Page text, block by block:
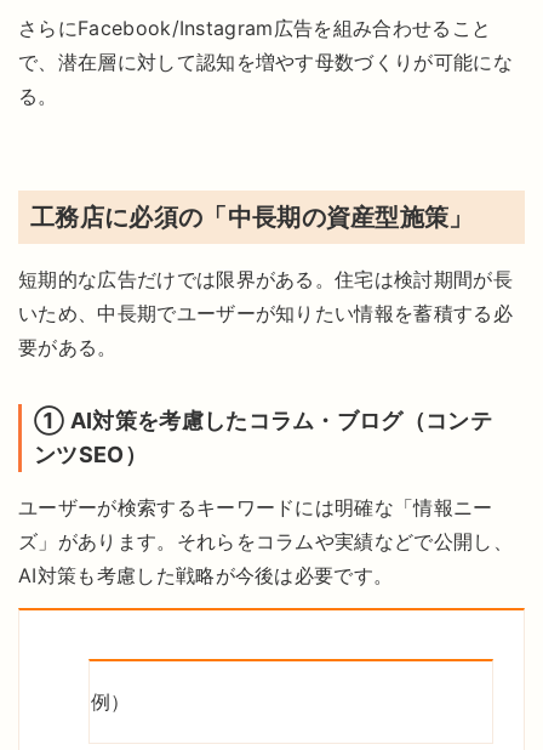
さらにFacebook/Instagram広告を組み合わせること
で、潜在層に対して認知を増やす母数づくりが可能にな
る。
工務店に必須の「中長期の資産型施策」
短期的な広告だけでは限界がある。住宅は検討期間が長
いため、中長期でユーザーが知りたい情報を蓄積する必
要がある。
① AI対策を考慮したコラム・ブログ（コンテ
ンツSEO）
ユーザーが検索するキーワードには明確な「情報ニー
ズ」があります。それらをコラムや実績などで公開し、
AI対策も考慮した戦略が今後は必要です。
例）